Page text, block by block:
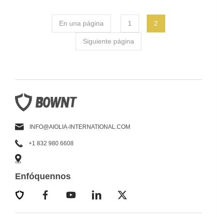
En una página 1 2
Siguiente página
INFO@AIOLIA-INTERNATIONAL.COM
+1 832 980 6608
Enfóquennos